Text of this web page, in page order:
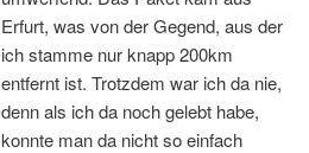
Erfurt, was von der Gegend, aus der
ich stamme nur knapp 200km
entfernt ist. Trotzdem war ich da nie,
denn als ich da noch gelebt habe,
konnte man da nicht so einfach